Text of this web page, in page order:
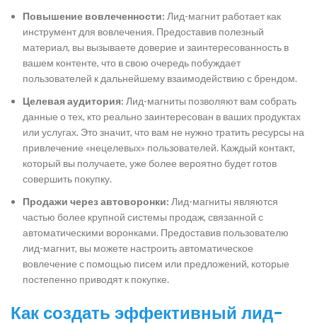
Повышение вовлеченности: Лид-магнит работает как
инструмент для вовлечения. Предоставив полезный
материал, вы вызываете доверие и заинтересованность в
вашем контенте, что в свою очередь побуждает
пользователей к дальнейшему взаимодействию с брендом.
Целевая аудитория: Лид-магниты позволяют вам собрать
данные о тех, кто реально заинтересован в ваших продуктах
или услугах. Это значит, что вам не нужно тратить ресурсы на
привлечение «нецелевых» пользователей. Каждый контакт,
который вы получаете, уже более вероятно будет готов
совершить покупку.
Продажи через автоворонки: Лид-магниты являются
частью более крупной системы продаж, связанной с
автоматическими воронками. Предоставив пользователю
лид-магнит, вы можете настроить автоматическое
вовлечение с помощью писем или предложений, которые
постепенно приводят к покупке.
Как создать эффективный лид-